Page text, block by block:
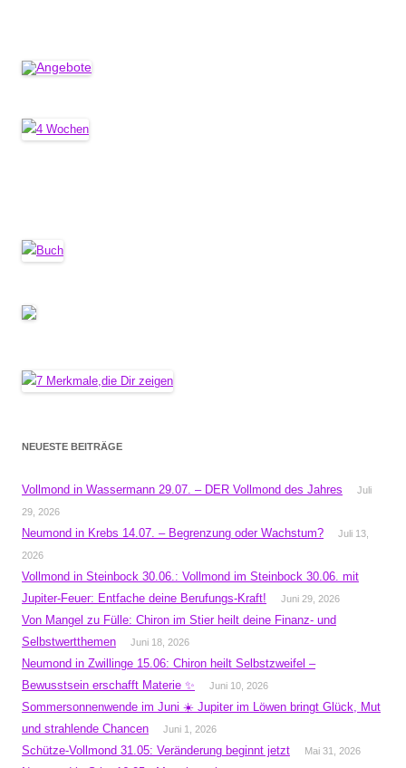
NEUESTE BEITRÄGE
Vollmond in Wassermann 29.07. – DER Vollmond des Jahres
Juli
29, 2026
Neumond in Krebs 14.07. – Begrenzung oder Wachstum?
Juli 13,
2026
Vollmond in Steinbock 30.06.: Vollmond im Steinbock 30.06. mit
Jupiter-Feuer: Entfache deine Berufungs-Kraft!
Juni 29, 2026
Von Mangel zu Fülle: Chiron im Stier heilt deine Finanz- und
Selbstwertthemen
Juni 18, 2026
Neumond in Zwillinge 15.06: Chiron heilt Selbstzweifel –
Bewusstsein erschafft Materie ✨
Juni 10, 2026
Sommersonnenwende im Juni ☀️ Jupiter im Löwen bringt Glück, Mut
und strahlende Chancen
Juni 1, 2026
Schütze-Vollmond 31.05: Veränderung beginnt jetzt Mai 31, 2026